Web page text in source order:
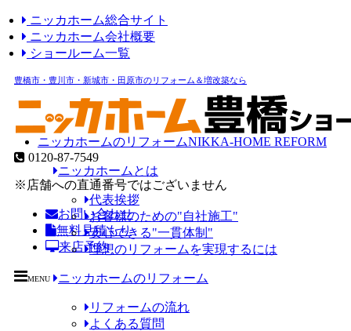
ニッカホーム総合サイト
ニッカホーム会社概要
ショールーム一覧
豊橋市・豊川市・新城市・田原市のリフォーム＆増改築なら
0120-87-7549
※店舗への直通番号ではございません
お問い合わせ
無料見積もり
来店予約
MENU
ニッカホームのリフォームNIKKA-HOME REFORM
ニッカホームとは
代表挨拶
お客様のための"自社施工"
安心できる"一貫体制"
理想のリフォームを実現するには
ニッカホームのリフォーム
リフォームの流れ
よくある質問